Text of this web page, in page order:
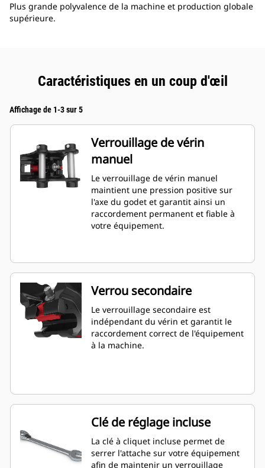
Plus grande polyvalence de la machine et production globale
supérieure.
Caractéristiques en un coup d'œil
Affichage de 1-3 sur 5
Verrouillage de vérin
manuel
Le verrouillage de vérin manuel
maintient une pression positive sur
l'axe du godet et garantit ainsi un
raccordement permanent et fiable à
votre équipement.
Verrou secondaire
Le verrouillage secondaire est
indépendant du vérin et garantit le
raccordement correct de l'équipement
à la machine.
Clé de réglage incluse
La clé à cliquet incluse permet de
serrer l'attache sur votre équipement
afin de maintenir un verrouillage